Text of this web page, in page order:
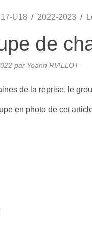
U18 2022-2023
de
par Yoann RIALLOT
de la reprise, le
en photo de cet